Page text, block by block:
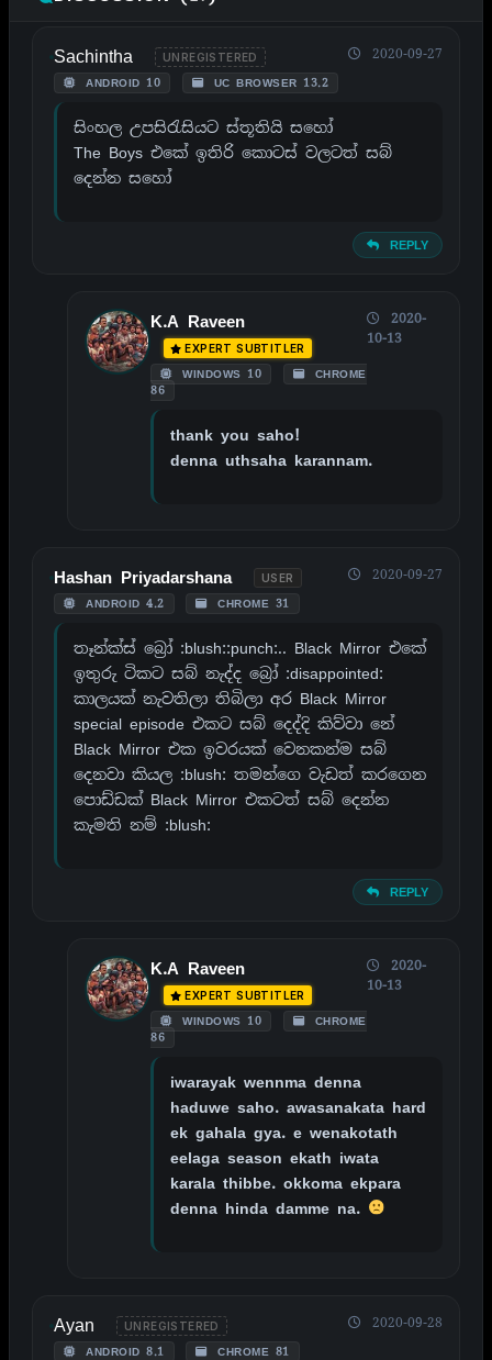
Sachintha UNREGISTERED
ANDROID 10 UC BROWSER 13.2
2020-09-27
සිංහල උපසිරැසියට ස්තූතියි සහෝ
The Boys එකේ ඉතිරි කොටස් වලටත් සබ්
දෙන්න සහෝ
REPLY
K.A Raveen
EXPERT SUBTITLER
WINDOWS 10
CHROME
86
2020-
10-13
thank you saho!
denna uthsaha karannam.
Hashan Priyadarshana USER
ANDROID 4.2 CHROME 31
2020-09-27
තෑන්ක්ස් බ්‍රෝ :blush::punch:.. Black Mirror එකේ
ඉතුරු ටිකට සබ් නැද්ද බ්‍රෝ :disappointed:
කාලයක් නැවතිලා තිබිලා අර Black Mirror
special episode එකට සබ් දෙද්දි කිව්වා නේ
Black Mirror එක ඉවරයක් වෙනකන්ම සබ්
දෙනවා කියල :blush: තමන්ගෙ වැඩත් කරගෙන
පොඩ්ඩක් Black Mirror එකටත් සබ් දෙන්න
කැමති නම් :blush:
REPLY
K.A Raveen
EXPERT SUBTITLER
WINDOWS 10
CHROME
86
2020-
10-13
iwarayak wennma denna
haduwe saho. awasanakata hard
ek gahala gya. e wenakotath
eelaga season ekath iwata
karala thibbe. okkoma ekpara
denna hinda damme na.
Ayan UNREGISTERED
ANDROID 8.1 CHROME 81
2020-09-28